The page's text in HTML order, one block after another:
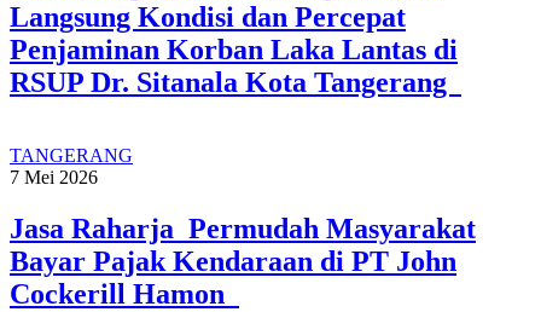
Langsung Kondisi dan Percepat
Penjaminan Korban Laka Lantas di
RSUP Dr. Sitanala Kota Tangerang
TANGERANG
7 Mei 2026
Jasa Raharja Permudah Masyarakat
Bayar Pajak Kendaraan di PT John
Cockerill Hamon